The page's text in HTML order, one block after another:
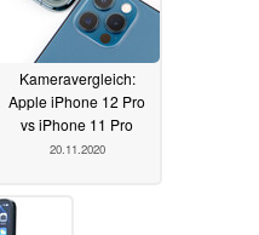
Kameravergleich:
Apple iPhone 12 Pro
vs iPhone 11 Pro
20.11.2020